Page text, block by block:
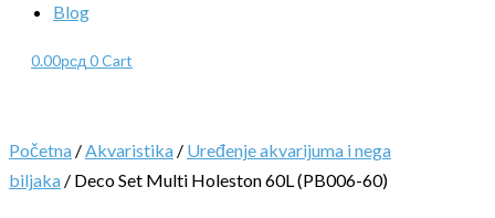
Blog
0.00рсд 0Cart
Početna /Akvaristika / Uređenje akvarijuma i nega
biljaka / Deco Set Multi Holeston 60L (PB006-60)